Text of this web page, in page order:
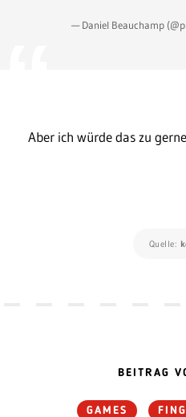
— Daniel Beauchamp
Aber ich würde das zu
Quelle:
BEITRAG
GAMES